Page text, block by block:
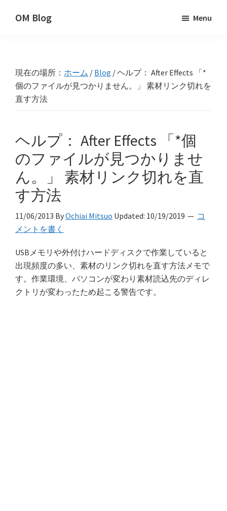
OM Blog Menu
現在の場所： ホーム / Blog /ヘルプ： After Effects 「*
個のファイルが見つかりません。」 素材リンク切れを
直す方法
ヘルプ： After Effects 「*個
のファイルが見つかりませ
ん。」 素材リンク切れを直
す方法
11/06/2013 ByOchiai Mitsuo Updated: 10/19/2019
コ
メントを書く
USBメモリや外付けハードディスクで作業していると
出現頻度の多い、素材のリンク切れを直す方法メモで
す。作業環境、パソコンが変わり素材読込先のディレ
クトリが変わったため起こる警告です。